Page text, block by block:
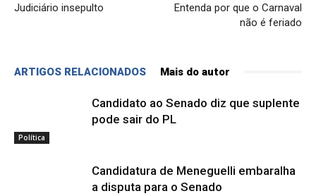
Judiciário insepulto
Entenda por que o Carnaval
não é feriado
ARTIGOS RELACIONADOS Mais do autor
Política
Candidato ao Senado diz que suplente
pode sair do PL
Candidatura de Meneguelli embaralha
a disputa para o Senado